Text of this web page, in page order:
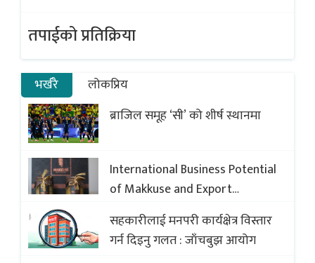
तपाईको प्रतिक्रिया
भर्खरै
लोकप्रिय
ब्राजिल समूह ‘सी’ को शीर्ष स्थानमा
International Business Potential
of Makkuse and Export
Opportunities of Nepali Sweets
with Global Comparison to
Baklava
सहकारीलाई मनपरी कार्यक्षेत्र विस्तार
गर्न दिइनु गलत : जाँचबुझ आयोग